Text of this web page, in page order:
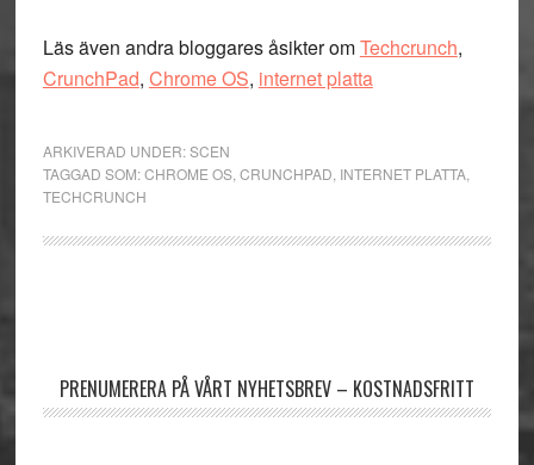
Läs även andra bloggares åsikter omTechcrunch,
CrunchPad, Chrome OS, internet platta
ARKIVERAD UNDER:SCEN
TAGGAD SOM:CHROME OS, CRUNCHPAD INTERNET PLATTA,
TECHCRUNCH
PRENUMERERA PÅ VÅRT NYHETSBREV – KOSTNADSFRITT